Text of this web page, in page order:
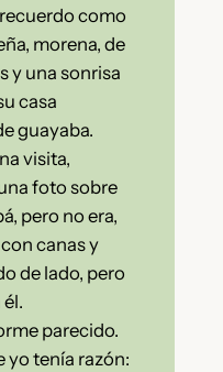
como
morena, de
y una sonrisa
casa
guayaba.
visita,
foto sobre
pero no era,
canas y
de lado, pero
parecido.
yo tenía razón: